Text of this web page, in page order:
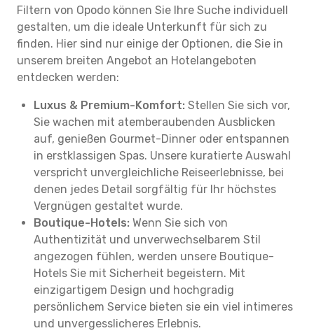
Filtern von Opodo können Sie Ihre Suche individuell
gestalten, um die ideale Unterkunft für sich zu
finden. Hier sind nur einige der Optionen, die Sie in
unserem breiten Angebot an Hotelangeboten
entdecken werden:
Luxus & Premium-Komfort: Stellen Sie sich vor,
Sie wachen mit atemberaubenden Ausblicken
auf, genießen Gourmet-Dinner oder entspannen
in erstklassigen Spas. Unsere kuratierte Auswahl
verspricht unvergleichliche Reiseerlebnisse, bei
denen jedes Detail sorgfältig für Ihr höchstes
Vergnügen gestaltet wurde.
Boutique-Hotels: Wenn Sie sich von
Authentizität und unverwechselbarem Stil
angezogen fühlen, werden unsere Boutique-
Hotels Sie mit Sicherheit begeistern. Mit
einzigartigem Design und hochgradig
persönlichem Service bieten sie ein viel intimeres
und unvergesslicheres Erlebnis.